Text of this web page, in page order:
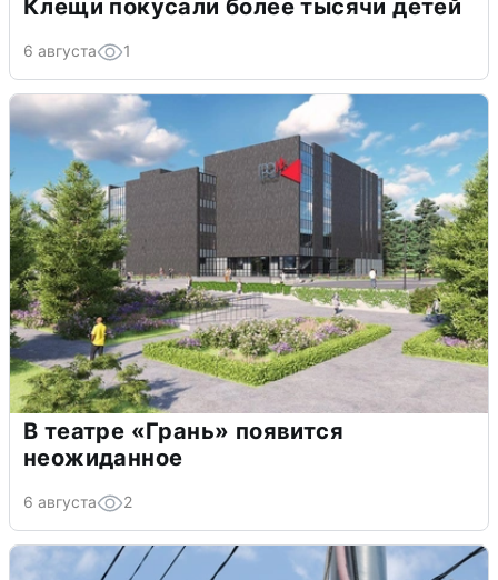
Клещи покусали более тысячи детей
6 августа 1
В театре «Грань» появится
неожиданное
6 августа 2